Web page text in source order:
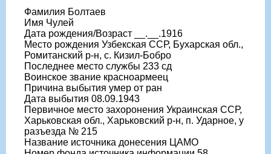
Фамилия Болтаев
Имя Чулей
Дата рождения/Возраст __.__.1916
Место рождения Узбекская ССР, Бухарская обл.,
Ромитанский р-н, с. Кизил-Бобро
Последнее место службы 233 сд
Воинское звание красноармеец
Причина выбытия умер от ран
Дата выбытия 08.09.1943
Первичное место захоронения Украинская ССР,
Харьковская обл., Харьковский р-н, п. Ударное, у
разъезда № 215
Название источника донесения ЦАМО